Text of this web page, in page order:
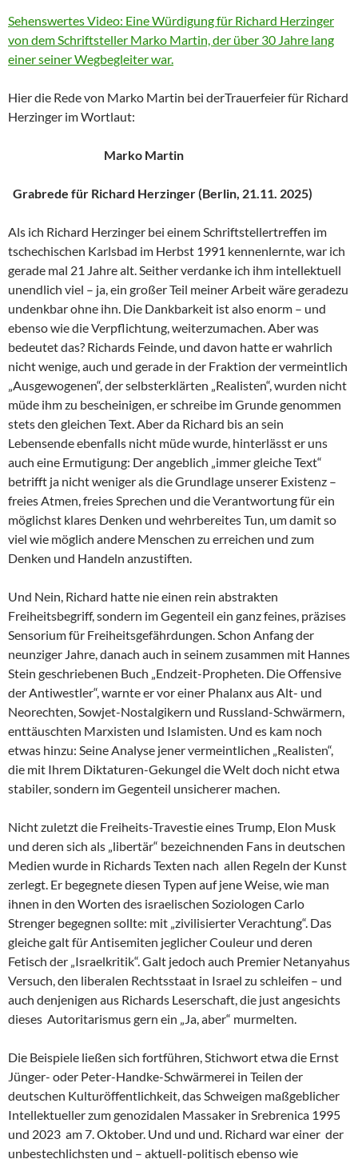
Sehenswertes Video: Eine Würdigung für Richard Herzinger
von dem Schriftsteller Marko Martin, der über 30 Jahre lang
einer seiner Wegbegleiter war.
Hier die Rede von Marko Martin bei derTrauerfeier für Richard
Herzinger im Wortlaut:
Marko Martin
Grabrede für Richard Herzinger (Berlin, 21.11. 2025)
Als ich Richard Herzinger bei einem Schriftstellertreffen im
tschechischen Karlsbad im Herbst 1991 kennenlernte, war ich
gerade mal 21 Jahre alt. Seither verdanke ich ihm intellektuell
unendlich viel – ja, ein großer Teil meiner Arbeit wäre geradezu
undenkbar ohne ihn. Die Dankbarkeit ist also enorm – und
ebenso wie die Verpflichtung, weiterzumachen. Aber was
bedeutet das? Richards Feinde, und davon hatte er wahrlich
nicht wenige, auch und gerade in der Fraktion der vermeintlich
„Ausgewogenen“, der selbsterklärten „Realisten“, wurden nicht
müde ihm zu bescheinigen, er schreibe im Grunde genommen
stets den gleichen Text. Aber da Richard bis an sein
Lebensende ebenfalls nicht müde wurde, hinterlässt er uns
auch eine Ermutigung: Der angeblich „immer gleiche Text“
betrifft ja nicht weniger als die Grundlage unserer Existenz –
freies Atmen, freies Sprechen und die Verantwortung für ein
möglichst klares Denken und wehrbereites Tun, um damit so
viel wie möglich andere Menschen zu erreichen und zum
Denken und Handeln anzustiften.
Und Nein, Richard hatte nie einen rein abstrakten
Freiheitsbegriff, sondern im Gegenteil ein ganz feines, präzises
Sensorium für Freiheitsgefährdungen. Schon Anfang der
neunziger Jahre, danach auch in seinem zusammen mit Hannes
Stein geschriebenen Buch „Endzeit-Propheten. Die Offensive
der Antiwestler“, warnte er vor einer Phalanx aus Alt- und
Neorechten, Sowjet-Nostalgikern und Russland-Schwärmern,
enttäuschten Marxisten und Islamisten. Und es kam noch
etwas hinzu: Seine Analyse jener vermeintlichen „Realisten“,
die mit Ihrem Diktaturen-Gekungel die Welt doch nicht etwa
stabiler, sondern im Gegenteil unsicherer machen.
Nicht zuletzt die Freiheits-Travestie eines Trump, Elon Musk
und deren sich als „libertär“ bezeichnenden Fans in deutschen
Medien wurde in Richards Texten nach allen Regeln der Kunst
zerlegt. Er begegnete diesen Typen auf jene Weise, wie man
ihnen in den Worten des israelischen Soziologen Carlo
Strenger begegnen sollte: mit „zivilisierter Verachtung“. Das
gleiche galt für Antisemiten jeglicher Couleur und deren
Fetisch der „Israelkritik“. Galt jedoch auch Premier Netanyahus
Versuch, den liberalen Rechtsstaat in Israel zu schleifen – und
auch denjenigen aus Richards Leserschaft, die just angesichts
dieses Autoritarismus gern ein „Ja, aber“ murmelten.
Die Beispiele ließen sich fortführen, Stichwort etwa die Ernst
Jünger- oder Peter-Handke-Schwärmerei in Teilen der
deutschen Kulturöffentlichkeit, das Schweigen maßgeblicher
Intellektueller zum genozidalen Massaker in Srebrenica 1995
und 2023 am 7. Oktober. Und und und. Richard war einer der
unbestechlichsten und – aktuell-politisch ebenso wie